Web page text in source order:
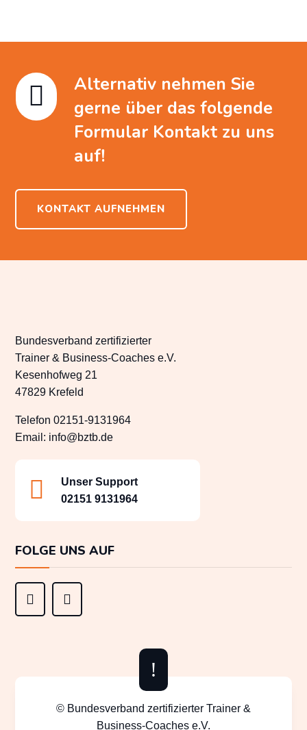

Alternativ nehmen Sie
gerne über das folgende
Formular Kontakt zu uns
auf!
KONTAKT AUFNEHMEN
Bundesverband zertifizierter
Trainer & Business-Coaches e.V.
Kesenhofweg 21
47829 Krefeld
Telefon 02151-9131964
Email: info@bztb.de

Unser Support
02151 9131964
FOLGE UNS AUF
 
!
© Bundesverband zertifizierter Trainer &
Business-Coaches e.V.